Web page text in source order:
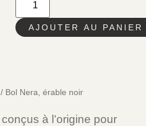
AJOUTER AU PANIER
/ Bol Nera, érable noir
conçus à l’origine pour